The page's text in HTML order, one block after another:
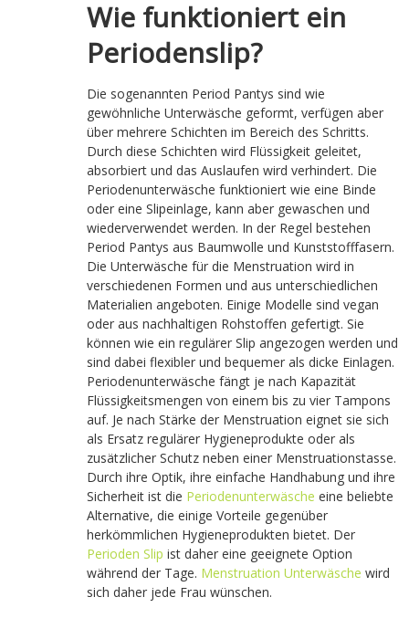
Wie funktioniert ein
Periodenslip?
Die sogenannten Period Pantys sind wie
gewöhnliche Unterwäsche geformt, verfügen aber
über mehrere Schichten im Bereich des Schritts.
Durch diese Schichten wird Flüssigkeit geleitet,
absorbiert und das Auslaufen wird verhindert. Die
Periodenunterwäsche funktioniert wie eine Binde
oder eine Slipeinlage, kann aber gewaschen und
wiederverwendet werden. In der Regel bestehen
Period Pantys aus Baumwolle und Kunststofffasern.
Die Unterwäsche für die Menstruation wird in
verschiedenen Formen und aus unterschiedlichen
Materialien angeboten. Einige Modelle sind vegan
oder aus nachhaltigen Rohstoffen gefertigt. Sie
können wie ein regulärer Slip angezogen werden und
sind dabei flexibler und bequemer als dicke Einlagen.
Periodenunterwäsche fängt je nach Kapazität
Flüssigkeitsmengen von einem bis zu vier Tampons
auf. Je nach Stärke der Menstruation eignet sie sich
als Ersatz regulärer Hygieneprodukte oder als
zusätzlicher Schutz neben einer Menstruationstasse.
Durch ihre Optik, ihre einfache Handhabung und ihre
Sicherheit ist die Periodenunterwäsche eine beliebte
Alternative, die einige Vorteile gegenüber
herkömmlichen Hygieneprodukten bietet. Der
Perioden Slip ist daher eine geeignete Option
während der Tage. Menstruation Unterwäsche wird
sich daher jede Frau wünschen.